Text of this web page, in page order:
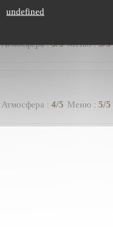
undefined
Атмосфера: 5/5 Меню: 5/5
Атмосфера : 4/5 Меню : 5/5